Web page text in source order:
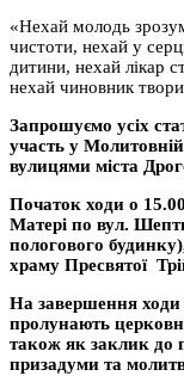
«Нехай молодь
чистоти, нехай у
дитини, нехай лікар
нехай чиновник
Запрошуємо усіх
участь у
вулицями міста
Початок ходи о
Матері по вул.
пологового
храму Пресвятої
На завершення ходи
пролунають
також як заклик до
призадуми та